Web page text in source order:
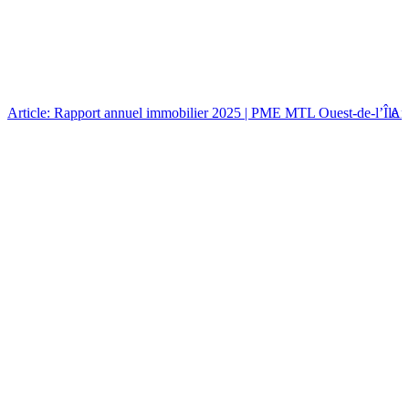
Article: Rapport annuel immobilier 2025 | PME MTL Ouest-de-l’Île